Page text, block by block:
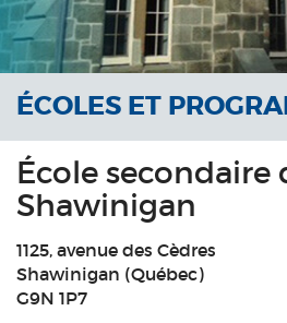
ÉCOLES ET
École secondaire
Shawinigan
1125, avenue des Cèdres
Shawinigan (Québec)
G9N 1P7